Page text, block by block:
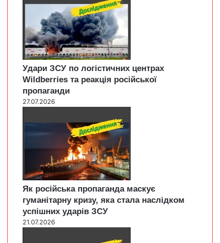
Удари ЗСУ по логістичних центрах
Wildberries та реакція російської
пропаганди
27.07.2026
Як російська пропаганда маскує
гуманітарну кризу, яка стала наслідком
успішних ударів ЗСУ
21.07.2026